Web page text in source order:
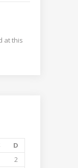
at this
D
2